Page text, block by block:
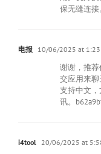
保无缝连接
电报 10/06/2025 at 1:23
谢谢，推荐
交应用来
支持中文，
讯。
i4tool 20/06/2025 at